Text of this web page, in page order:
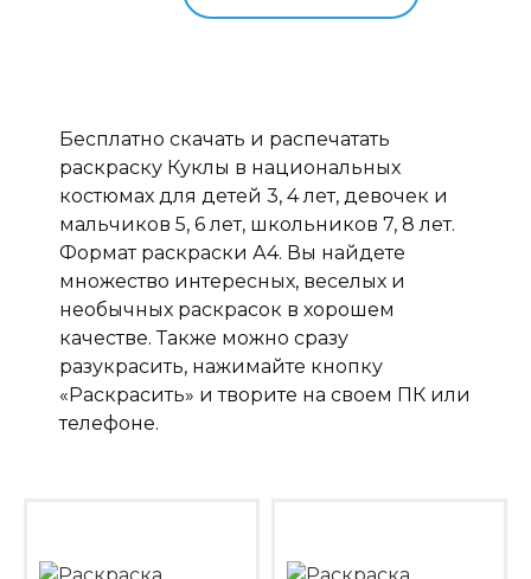
Бесплатно скачать и распечатать
раскраску Куклы в национальных
костюмах для детей 3, 4 лет, девочек и
мальчиков 5, 6 лет, школьников 7, 8 лет.
Формат раскраски А4. Вы найдете
множество интересных, веселых и
необычных раскрасок в хорошем
качестве. Также можно сразу
разукрасить, нажимайте кнопку
«Раскрасить» и творите на своем ПК или
телефоне.